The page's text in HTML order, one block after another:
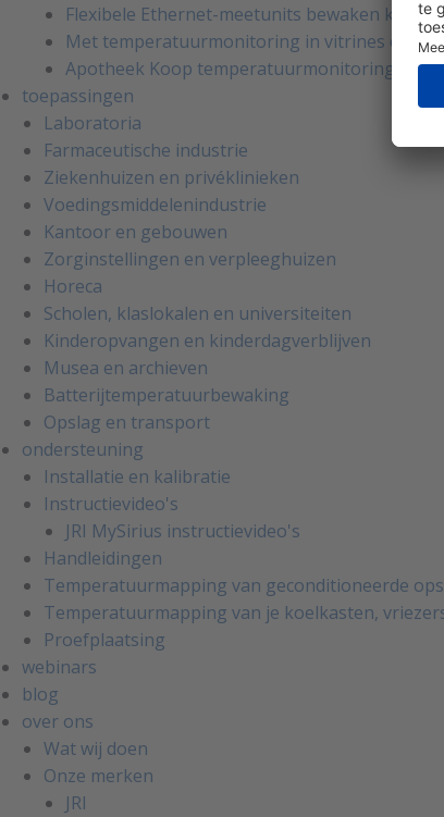
Flexibele Ethernet-meetunits bewaken
Met temperatuurmonitoring in vitrines en
Apotheek Koop temperatuurmonitoring
toepassingen
Laboratoria
Farmaceutische industrie
Ziekenhuizen en privéklinieken
Voedingsmiddelenindustrie
Kantoor en gebouwen
Zorginstellingen en verpleeghuizen
Horeca
Scholen, klaslokalen en universiteiten
Kinderopvangen en kinderdagverblijven
Musea en archieven
Batterijtemperatuurbewaking
Opslag en transport
ondersteuning
Installatie en kalibratie
Instructievideo's
JRI MySirius instructievideo's
Handleidingen
Temperatuurmapping van geconditioneerde
Temperatuurmapping van je koelkasten,
Proefplaatsing
webinars
blog
over ons
Wat wij doen
Onze merken
JRI